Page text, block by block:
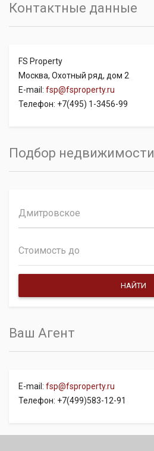
Контактные данные
FS Property
Москва, Охотный ряд, дом 2
E-mail: fsp@fsproperty.ru
Телефон: +7(495) 1-3456-99
Подбор недвижимости
Дмитровское
Ваш Агент
E-mail: fsp@fsproperty.ru
Телефон: +7(499)583-12-91